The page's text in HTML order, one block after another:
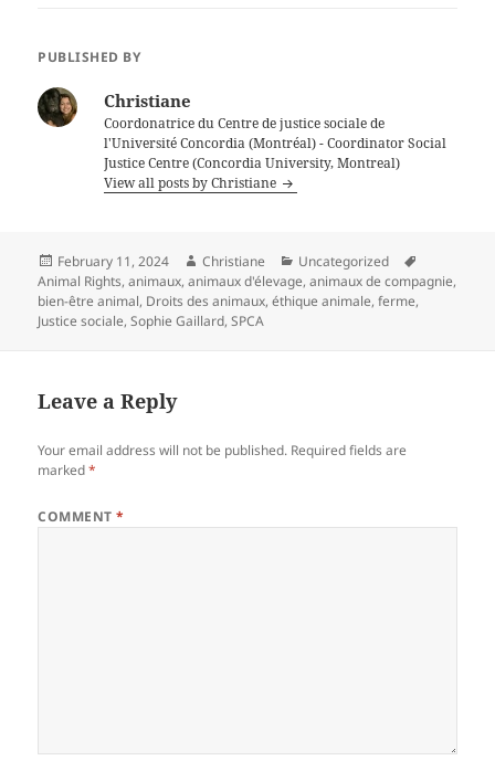
PUBLISHED BY
Christiane
Coordonatrice du Centre de justice sociale de
l'Université Concordia (Montréal) - Coordinator Social
Justice Centre (Concordia University, Montreal)
View all posts by Christiane
Posted
on
February 11, 2024 Author
Christiane Categories
Uncategorized
Animal Rights,animaux,animaux d'élevage,animaux de compagnie,
bien-être animal, Droits des animaux,éthique animale,ferme,
Justice sociale,Sophie Gaillard,SPCA
Leave a Reply
Your email address will not be published. Required fields are
marked*
COMMENT*